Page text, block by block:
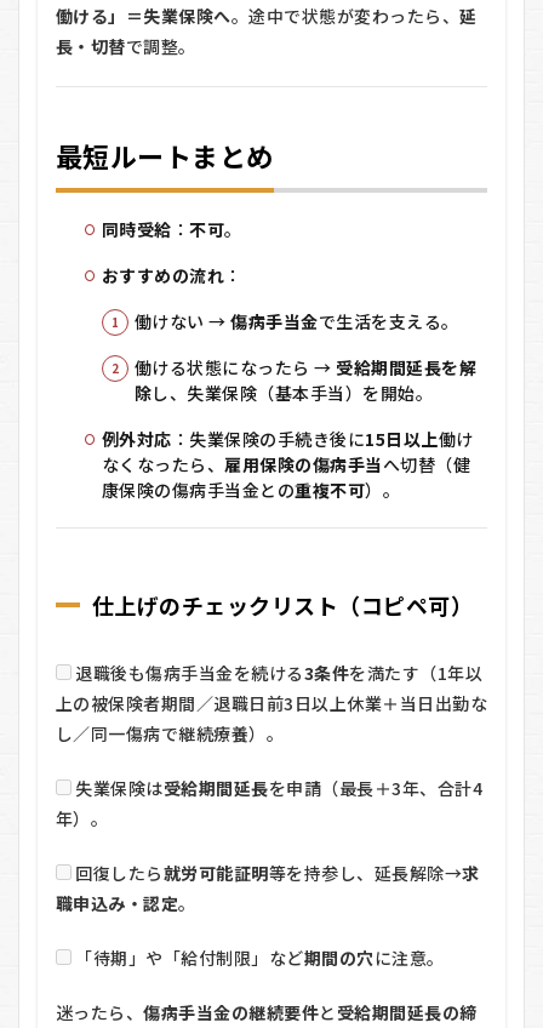
働ける」＝失業保険へ。途中で状態が変わったら、延
長・切替で調整。
最短ルートまとめ
同時受給 ：不可。
おすすめの流れ ：
働けない →傷病手当金で生活を支える。
働ける状態になったら → 受給期間延長を解
除し、失業保険（基本手当）を開始。
例外対応 ：失業保険の手続き後に15日以上働け
なくなったら、 雇用保険の傷病手当へ切替（健
康保険の傷病手当金との重複不可）。
仕上げのチェックリスト（コピペ可）
退職後も傷病手当金を続ける3条件を満たす（1年以
上の被保険者期間／退職日前3日以上休業＋当日出勤な
し／同一傷病で継続療養）。
失業保険は受給期間延長を申請（最長＋3年、合計4
年）。
回復したら就労可能証明等を持参し、延長解除→求
職申込み・認定。
「待期」や「給付制限」など期間の穴に注意。
迷ったら、傷病手当金の継続要件と 受給期間延長の締